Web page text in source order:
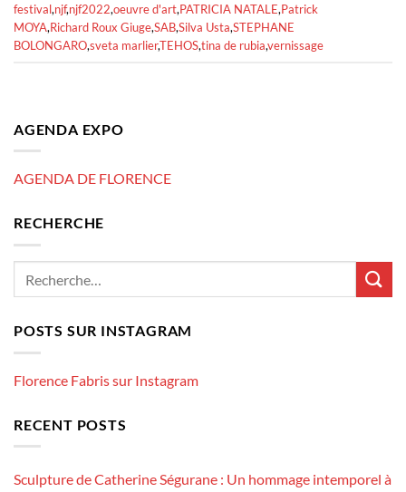
festival,njf,njf2022,oeuvre d'art,PATRICIA NATALE,Patrick
MOYA,Richard Roux Giuge,SAB,Silva Usta,STEPHANE
BOLONGARO,sveta marlier,TEHOS,tina de rubia,vernissage
AGENDA EXPO
AGENDA DE FLORENCE
RECHERCHE
POSTS SUR INSTAGRAM
Florence Fabris sur Instagram
RECENT POSTS
Sculpture de Catherine Ségurane : Un hommage intemporel à